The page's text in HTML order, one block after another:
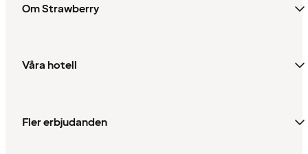
Om Strawberry
Våra hotell
Fler erbjudanden